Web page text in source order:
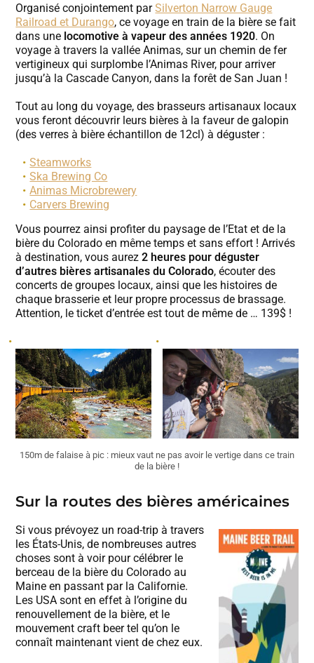
Organisé conjointement parSilverton Narrow Gauge
Railroad et Durango, ce voyage en train de la bière se fait
dans une locomotive à vapeur des années 1920. On
voyage à travers la vallée Animas, sur un chemin de fer
vertigineux qui surplombe l’Animas River, pour arriver
jusqu’à la Cascade Canyon, dans la forêt de San Juan !
Tout au long du voyage, des brasseurs artisanaux locaux
vous feront découvrir leurs bières à la faveur de galopin
(des verres à bière échantillon de 12cl) à déguster :
Steamworks
Ska Brewing Co
Animas Microbrewery
Carvers Brewing
Vous pourrez ainsi profiter du paysage de l’Etat et de la
bière du Colorado en même temps et sans effort ! Arrivés
à destination, vous aurez2 heures pour déguster
d’autres bières artisanales du Colorado, écouter des
concerts de groupes locaux, ainsi que les histoires de
chaque brasserie et leur propre processus de brassage.
Attention, le ticket d’entrée est tout de même de … 139$ !
150m de falaise à pic : mieux vaut ne pas avoir le vertige dans ce train
de la bière !
Sur la routes des bières américaines
Si vous prévoyez un road-trip à travers
les États-Unis, de nombreuses autres
choses sont à voir pour célébrer le
berceau de la bière du Colorado au
Maine en passant par la Californie.
Les USA sont en effet à l’origine du
renouvellement de la bière, et le
mouvement craft beer tel qu’on le
connaît maintenant vient de chez eux.